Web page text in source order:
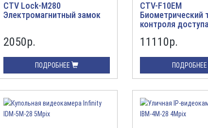
CTV Lock-M280
Электромагнитный замок
2050р.
ПОДРОБНЕЕ
CTV-F10EM
Биометрический
контроля доступа
11110р.
ПОДРОБНЕЕ